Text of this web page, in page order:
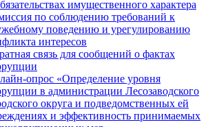
имущественного характера
по соблюдению требований к
поведению и урегулированию
интересов
связь для сообщений о фактах
опрос «Определение уровня
в администрации Лесозаводского
округа и подведомственных ей
и эффективность принимаемых